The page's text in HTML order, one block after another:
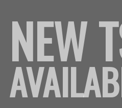
NEW